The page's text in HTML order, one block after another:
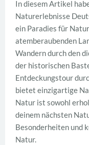
In diesem Artikel
Naturerlebnisse
ein Paradies für
atemberaubenden
Wandern durch den
der historischen
Entdeckungstour
bietet einzigartige
Natur ist sowohl
deinem nächsten
Besonderheiten und
Natur.